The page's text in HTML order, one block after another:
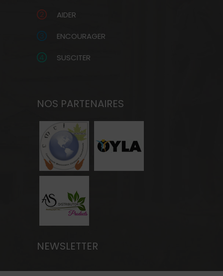
AIDER
ENCOURAGER
SUSCITER
NOS PARTENAIRES
NEWSLETTER